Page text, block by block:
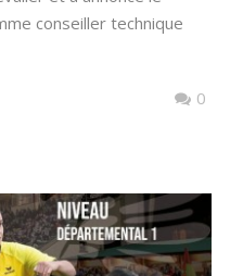
conseiller technique
0